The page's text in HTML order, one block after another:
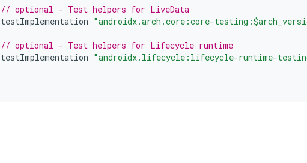
// optional - Test helpers for LiveData
testImplementation "androidx.arch.core:core-
// optional - Test helpers for Lifecycle runtime
testImplementation "androidx.lifecycle:lifecycle-runtime-